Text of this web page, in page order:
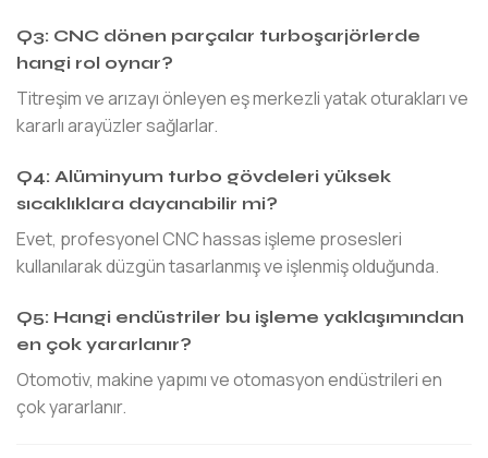
Q3: CNC dönen parçalar turboşarjörlerde
hangi rol oynar?
Titreşim ve arızayı önleyen eş merkezli yatak oturakları ve
kararlı arayüzler sağlarlar.
Q4: Alüminyum turbo gövdeleri yüksek
sıcaklıklara dayanabilir mi?
Evet, profesyonel CNC hassas işleme prosesleri
kullanılarak düzgün tasarlanmış ve işlenmiş olduğunda.
Q5: Hangi endüstriler bu işleme yaklaşımından
en çok yararlanır?
Otomotiv, makine yapımı ve otomasyon endüstrileri en
çok yararlanır.